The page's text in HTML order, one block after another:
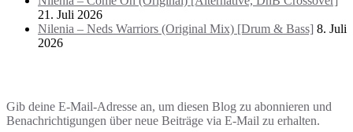
21. Juli 2026
Nilenia – Neds Warriors (Original Mix) [Drum & Bass] 8. Juli
2026
Gib deine E-Mail-Adresse an, um diesen Blog zu abonnieren und
Benachrichtigungen über neue Beiträge via E-Mail zu erhalten.